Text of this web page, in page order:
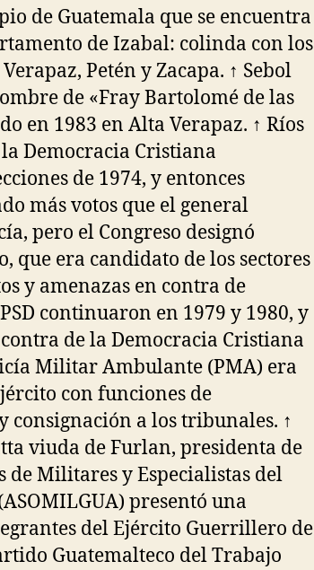
de Guatemala que se encuentra
de Izabal: colinda con los
Petén y Zacapa. ↑ Sebol
de «Fray Bartolomé de las
en 1983 en Alta Verapaz. ↑ Ríos
Democracia Cristiana
de 1974, y entonces
más votos que el general
pero el Congreso designó
que era candidato de los sectores
y amenazas en contra de
continuaron en 1979 y 1980, y
de la Democracia Cristiana
Militar Ambulante (PMA) era
con funciones de
consignación a los tribunales. ↑
viuda de Furlan, presidenta de
de Militares y Especialistas del
presentó una
del Ejército Guerrillero de
Guatemalteco del Trabajo